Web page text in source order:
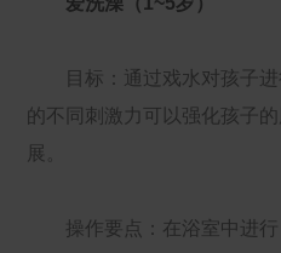
目标：通过戏水对孩子
的不同刺激力可以强化孩子
展。
操作要点：在浴室中进